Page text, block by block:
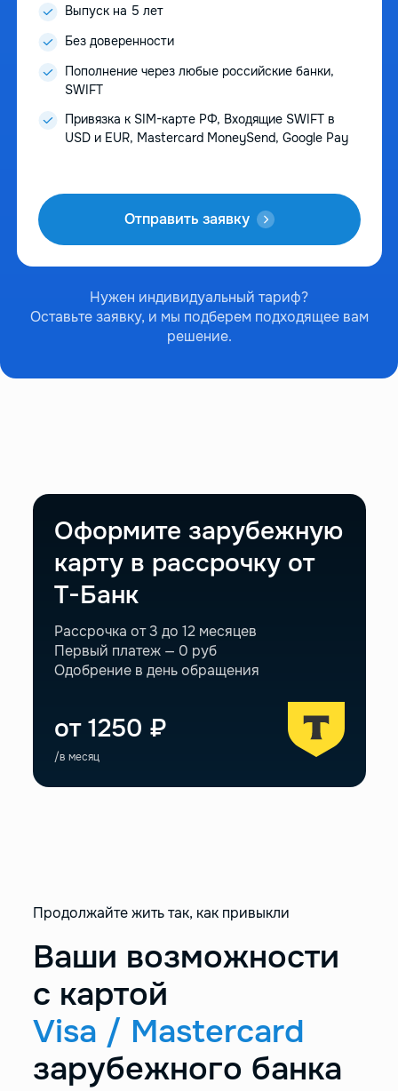
Выпуск на 5 лет
Без доверенности
Пополнение через любые российские банки,
SWIFT
Привязка к SIM-карте РФ, Входящие SWIFT в
USD и EUR, Mastercard MoneySend, Google Pay
Отправить заявку
Нужен индивидуальный тариф?
Оставьте заявку, и мы подберем подходящее вам
решение.
Оформите зарубежную
карту в рассрочку от
Т-Банк
Рассрочка от 3 до 12 месяцев
Первый платеж — 0 руб
Одобрение в день обращения
от 1250 ₽
/в месяц
Продолжайте жить так, как привыкли
Ваши возможности
с картой
Visa / Mastercard
зарубежного банка